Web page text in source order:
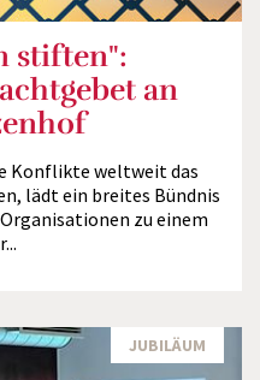
stiften":
an
Konflikte weltweit das
lädt ein breites Bündnis
zu einem
JUBILÄUM